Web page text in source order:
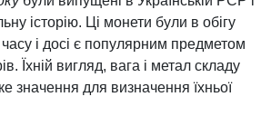
історію. Ці монети були в обігу
і досі є популярним предметом
Їхній вигляд, вага і метал складу
значення для визначення їхньої